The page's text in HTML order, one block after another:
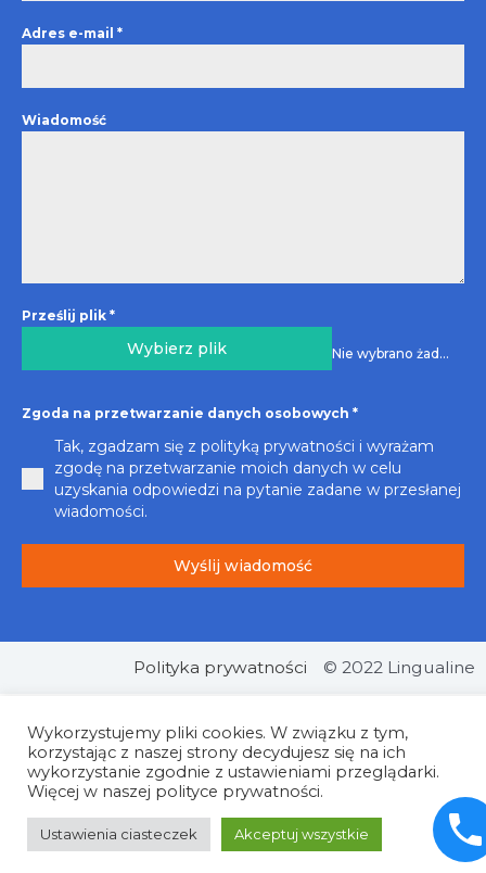
Adres e-mail *
Wiadomość
Prześlij plik *
Wybierz plik Nie wybrano żadnego pliku
Zgoda na przetwarzanie danych osobowych *
Tak, zgadzam się z polityką prywatności i wyrażam
zgodę na przetwarzanie moich danych w celu
uzyskania odpowiedzi na pytanie zadane w przesłanej
wiadomości.
Wyślij wiadomość
Polityka prywatności © 2022 Lingualine
Wykorzystujemy pliki cookies. W związku z tym,
korzystając z naszej strony decydujesz się na ich
wykorzystanie zgodnie z ustawieniami przeglądarki.
Więcej w naszej polityce prywatności.
Ustawienia ciasteczek Akceptuj wszystkie